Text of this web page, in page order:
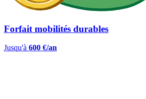
Forfait mobilités durables
Jusqu'à 600 €/an